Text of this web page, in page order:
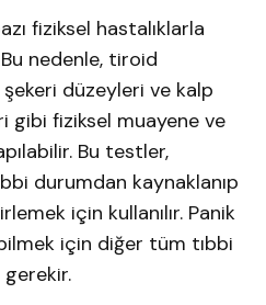
fiziksel hastalıklarla
nedenle, tiroid
düzeyleri ve kalp
gibi fiziksel muayene ve
Bu testler,
durumdan kaynaklanıp
için kullanılır. Panik
için diğer tüm tıbbi
gerekir.